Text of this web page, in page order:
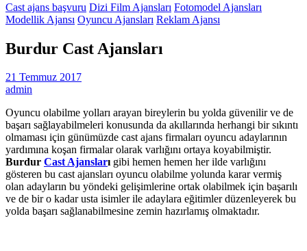
Cast ajans başvuru Dizi Film Ajansları Fotomodel Ajansları
Modellik Ajansı Oyuncu Ajansları Reklam Ajansı
Burdur Cast Ajansları
21 Temmuz 2017
admin
Oyuncu olabilme yolları arayan bireylerin bu yolda güvenilir ve de
başarı sağlayabilmeleri konusunda da akıllarında herhangi bir sıkıntı
olmaması için günümüzde cast ajans firmaları oyuncu adaylarının
yardımına koşan firmalar olarak varlığını ortaya koyabilmiştir.
Burdur Cast Ajanslarıgibi hemen hemen her ilde varlığını
gösteren bu cast ajansları oyuncu olabilme yolunda karar vermiş
olan adayların bu yöndeki gelişimlerine ortak olabilmek için başarılı
ve de bir o kadar usta isimler ile adaylara eğitimler düzenleyerek bu
yolda başarı sağlanabilmesine zemin hazırlamış olmaktadır.